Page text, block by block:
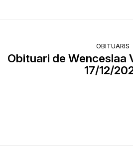
OBITUARIS
Obituari de Wenceslaa
17/12/